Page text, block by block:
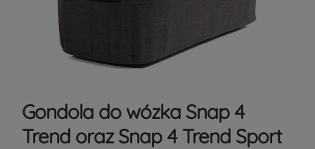
Gondola do wózka Snap 4
Trend oraz Snap 4 Trend Sport